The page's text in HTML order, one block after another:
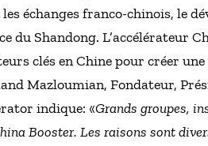
échanges franco-chinois, le
du Shandong. L’accélérateur
clés en Chine pour créer
Mazloumian, Fondateur,
indique: «Grands groupes,
Booster. Les raisons sont